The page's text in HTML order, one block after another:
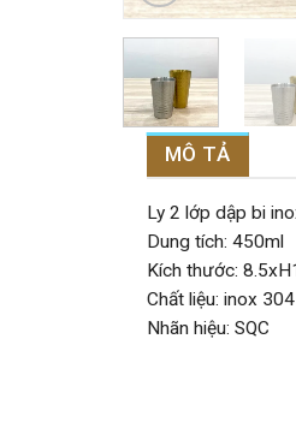
MÔ TẢ
Ly 2 lớp dập bi
Dung tích: 450ml
Kích thước:
Chất liệu: inox 304
Nhãn hiệu: SQC